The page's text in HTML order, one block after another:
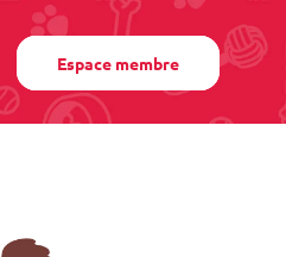
Espace membre